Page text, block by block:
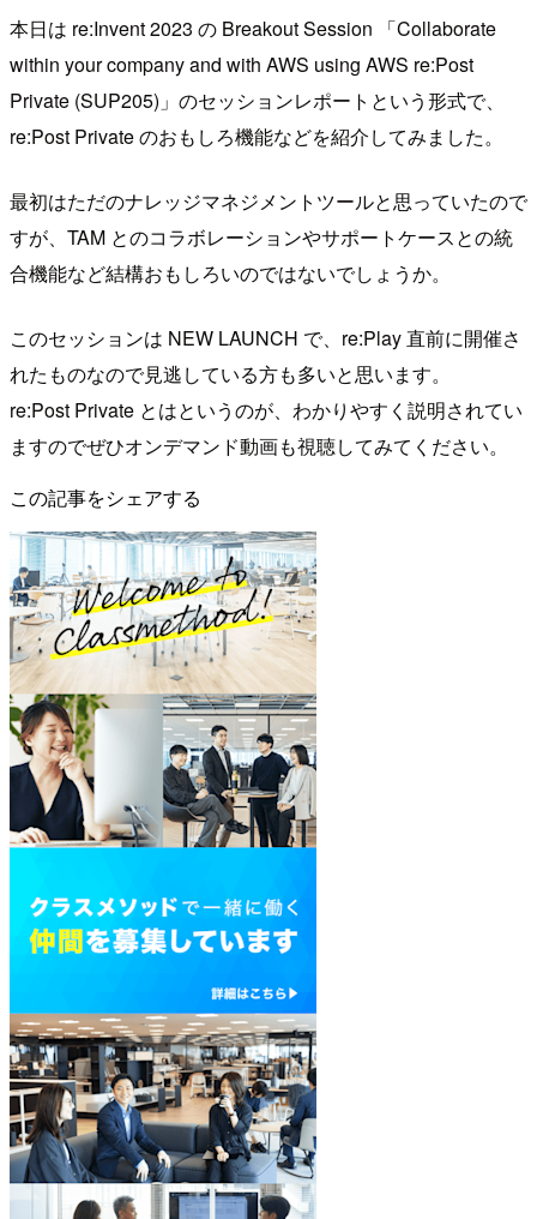
本日は re:Invent 2023 の Breakout Session 「Collaborate
within your company and with AWS using AWS re:Post
Private (SUP205)」のセッションレポートという形式で、
re:Post Private のおもしろ機能などを紹介してみました。
最初はただのナレッジマネジメントツールと思っていたので
すが、TAM とのコラボレーションやサポートケースとの統
合機能など結構おもしろいのではないでしょうか。
このセッションは NEW LAUNCH で、re:Play 直前に開催さ
れたものなので見逃している方も多いと思います。
re:Post Private とはというのが、わかりやすく説明されてい
ますのでぜひオンデマンド動画も視聴してみてください。
この記事をシェアする